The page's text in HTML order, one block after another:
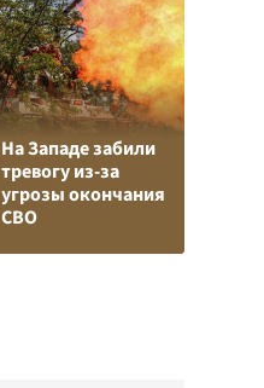
На Западе забили
тревогу из-за
угрозы окончания
СВО